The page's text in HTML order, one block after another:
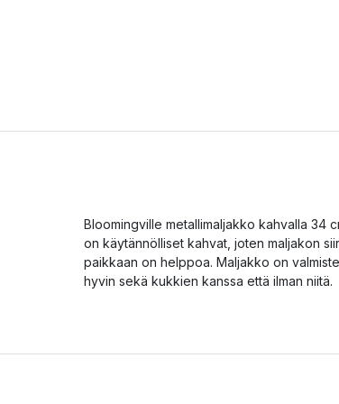
Bloomingville metallimaljakko kahvalla 34
on käytännölliset kahvat, joten maljakon
paikkaan on helppoa. Maljakko on
hyvin sekä kukkien kanssa että ilman niitä.